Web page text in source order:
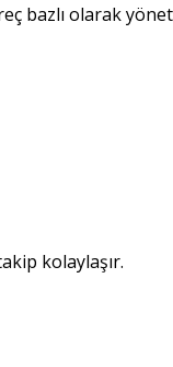
bazlı olarak
kolaylaşır.